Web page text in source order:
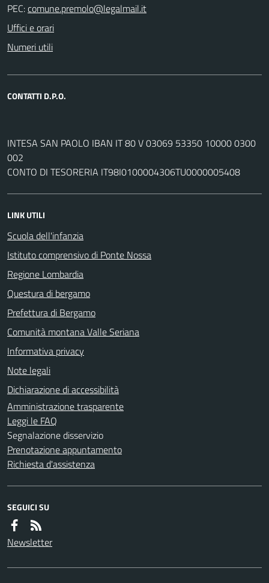
PEC:
Uffici e orari
Numeri utili
CONTATTI D.P.O.
INTESA SAN PAOLO IBAN IT 80 V 03069 53350 10000 0300
002
CONTO DI TESORERIA IT98I0100004306TU0000005408
LINK UTILI
Scuola dell'infanzia
Istituto comprensivo di Ponte Nossa
Regione Lombardia
Questura di bergamo
Prefettura di Bergamo
Comunità montana Valle Seriana
Informativa privacy
Note legali
Dichiarazione di accessibilità
Amministrazione trasparente
Leggi le FAQ
Segnalazione disservizio
Prenotazione appuntamento
Richiesta d'assistenza
SEGUICI SU
Newsletter